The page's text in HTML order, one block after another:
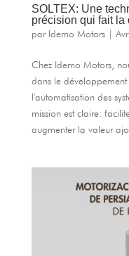
SOLTEX: Une
précision qui fait la
par Idemo Motors|
Chez Idemo Motors,
dans le
l'automatisation des
mission est claire:
augmenter la valeur